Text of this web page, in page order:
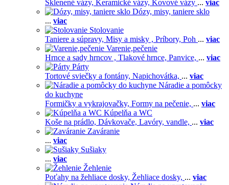
Sklenené vázy, Keramické vázy, Kovové vázy ... viac
Dózy, misy, taniere sklo
... viac
Stolovanie
Taniere a súpravy, Misy a misky , Príbory, Poh ... viac
Varenie,pečenie
Hrnce a sady hrncov , Tlakové hrnce, Panvice, ... viac
Párty
Tortové sviečky a fontány, Napichovátka, ... viac
Náradie a pomôcky
do kuchyne
Formičky a vykrajovačky, Formy na pečenie, ... viac
Kúpelňa a WC
Koše na prádlo, Dávkovače, Lavóry, vandle, ... viac
Zaváranie
... viac
Sušiaky
... viac
Žehlenie
Poťahy na žehliace dosky, Žehliace dosky, ... viac